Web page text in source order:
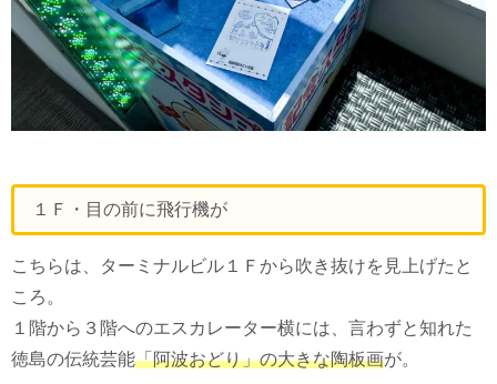
１Ｆ・目の前に飛行機が
こちらは、ターミナルビル１Ｆから吹き抜けを見上げたと
ころ。
１階から３階へのエスカレーター横には、言わずと知れた
徳島の伝統芸能「阿波おどり」の大きな陶板画が。